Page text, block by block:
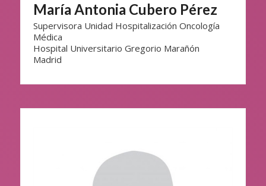
María Antonia Cubero Pérez
Supervisora Unidad Hospitalización Oncología
Médica
Hospital Universitario Gregorio Marañón
Madrid